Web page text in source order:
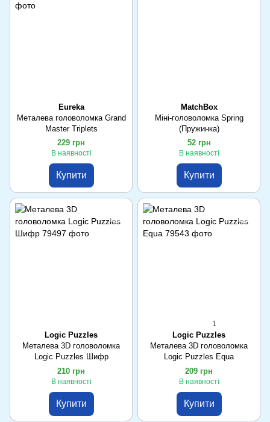
Eureka
Металева головоломка Grand
Master Triplets
229 грн
В наявності
Купити
MatchBox
Міні-головоломка Spring
(Пружинка)
52 грн
В наявності
Купити
Logic Puzzles
Металева 3D головоломка
Logic Puzzles Шифр
210 грн
В наявності
Купити
1
Logic Puzzles
Металева 3D головоломка
Logic Puzzles Equa
209 грн
В наявності
Купити